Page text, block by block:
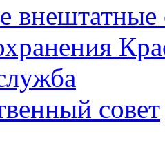
внештатные
совет